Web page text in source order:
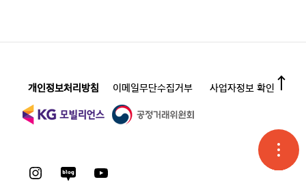
개인정보처리방침 이메일무단수집거부 사업자정보 확인
고객
온라
오시